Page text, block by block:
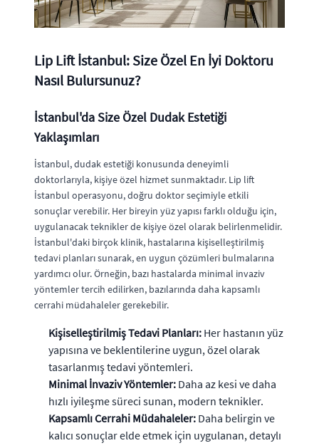
Lip Lift İstanbul: Size Özel En İyi Doktoru
Nasıl Bulursunuz?
İstanbul'da Size Özel Dudak Estetiği
Yaklaşımları
İstanbul, dudak estetiği konusunda deneyimli
doktorlarıyla, kişiye özel hizmet sunmaktadır. Lip lift
İstanbul operasyonu, doğru doktor seçimiyle etkili
sonuçlar verebilir. Her bireyin yüz yapısı farklı olduğu için,
uygulanacak teknikler de kişiye özel olarak belirlenmelidir.
İstanbul'daki birçok klinik, hastalarına kişiselleştirilmiş
tedavi planları sunarak, en uygun çözümleri bulmalarına
yardımcı olur. Örneğin, bazı hastalarda minimal invaziv
yöntemler tercih edilirken, bazılarında daha kapsamlı
cerrahi müdahaleler gerekebilir.
Kişiselleştirilmiş Tedavi Planları: Her hastanın yüz
yapısına ve beklentilerine uygun, özel olarak
tasarlanmış tedavi yöntemleri.
Minimal İnvaziv Yöntemler: Daha az kesi ve daha
hızlı iyileşme süreci sunan, modern teknikler.
Kapsamlı Cerrahi Müdahaleler: Daha belirgin ve
kalıcı sonuçlar elde etmek için uygulanan, detaylı